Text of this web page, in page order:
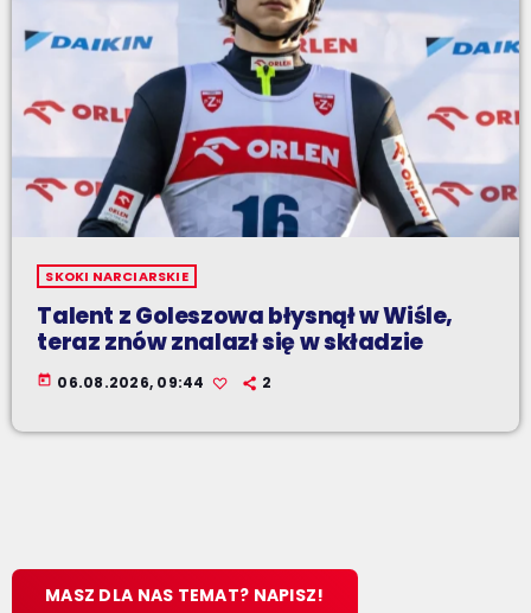
SKOKI NARCIARSKIE
Talent z Goleszowa błysnął w Wiśle,
teraz znów znalazł się w składzie
today 06.08.2026, 09:44 2
MASZ DLA NAS TEMAT? NAPISZ!